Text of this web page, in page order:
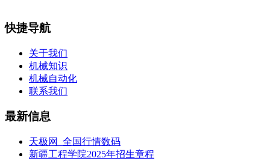
快捷导航
关于我们
机械知识
机械自动化
联系我们
最新信息
天极网_全国行情数码
新疆工程学院2025年招生章程